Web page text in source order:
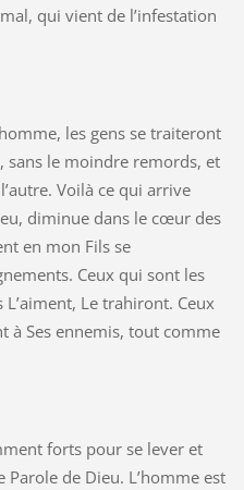
qui vient de l’infestation
les gens se traiteront
sans le moindre remords, et
Voilà ce qui arrive
diminue dans le cœur des
en mon Fils se
Ceux qui sont les
Le trahiront. Ceux
à Ses ennemis, tout comme
forts pour se lever et
de Dieu. L’homme est